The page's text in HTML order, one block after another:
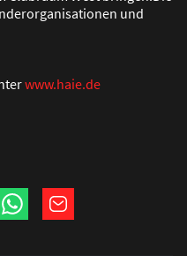
und
www.haie.de